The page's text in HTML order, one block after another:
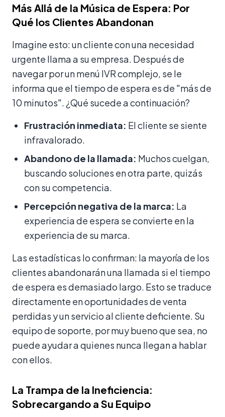
Más Allá de la Música de Espera: Por
Qué los Clientes Abandonan
Imagine esto: un cliente con una necesidad
urgente llama a su empresa. Después de
navegar por un menú IVR complejo, se le
informa que el tiempo de espera es de "más de
10 minutos". ¿Qué sucede a continuación?
Frustración inmediata: El cliente se siente
infravalorado.
Abandono de la llamada: Muchos cuelgan,
buscando soluciones en otra parte, quizás
con su competencia.
Percepción negativa de la marca: La
experiencia de espera se convierte en la
experiencia de su marca.
Las estadísticas lo confirman: la mayoría de los
clientes abandonarán una llamada si el tiempo
de espera es demasiado largo. Esto se traduce
directamente en oportunidades de venta
perdidas y un servicio al cliente deficiente. Su
equipo de soporte, por muy bueno que sea, no
puede ayudar a quienes nunca llegan a hablar
con ellos.
La Trampa de la Ineficiencia:
Sobrecargando a Su Equipo